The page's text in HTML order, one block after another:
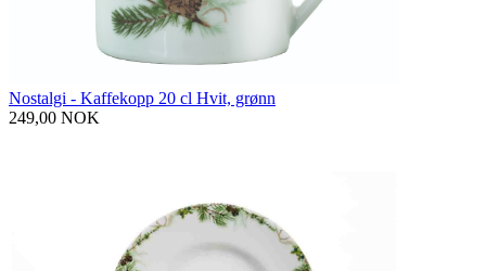
Nostalgi - Kaffekopp 20 cl Hvit, grønn
249,00 NOK